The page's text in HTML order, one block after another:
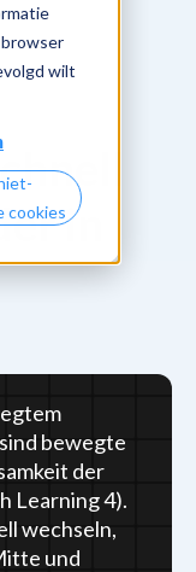
wilt
cookiesin
bewegte
der
Learning 4).
wechseln,
und